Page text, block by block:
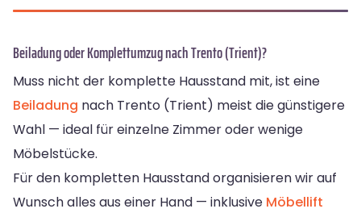
Beiladung oder Komplettumzug nach Trento (Trient)?
Muss nicht der komplette Hausstand mit, ist eine
Beiladung nach Trento (Trient) meist die günstigere
Wahl — ideal für einzelne Zimmer oder wenige
Möbelstücke.
Für den kompletten Hausstand organisieren wir auf
Wunsch alles aus einer Hand — inklusive Möbellift